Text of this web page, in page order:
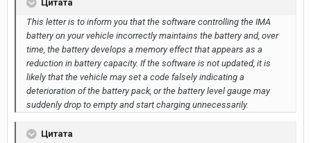
This letter is to inform you that the software controlling the IMA
battery on your vehicle incorrectly maintains the battery and, over
time, the battery develops a memory effect that appears as a
reduction in battery capacity. If the software is not updated, it is
likely that the vehicle may set a code falsely indicating a
deterioration of the battery pack, or the battery level gauge may
suddenly drop to empty and start charging unnecessarily.
Цитата